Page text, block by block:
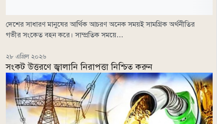
দেশের সাধারণ মানুষের আর্থিক আচরণ অনেক সময়ই সামগ্রিক অর্থনীতির
গভীর সংকেত বহন করে। সাম্প্রতিক সময়ে…
২৮ এপ্রিল ২০২৬
সংকট উত্তরণে জ্বালানি নিরাপত্তা নিশ্চিত করুন